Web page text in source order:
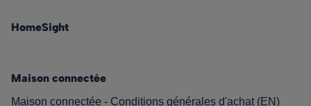
HomeSight
Maison connectée
Maison connectée - Conditions générales d'achat (EN)